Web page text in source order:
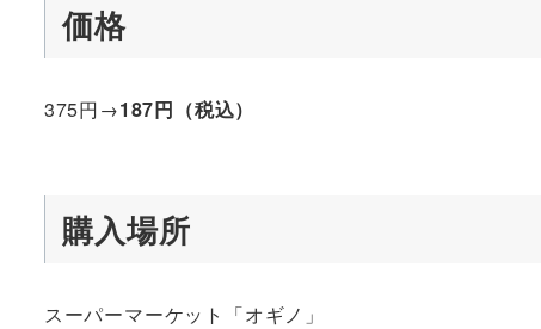
価格
375円→187円（税込）
購入場所
スーパーマーケット「オギノ」